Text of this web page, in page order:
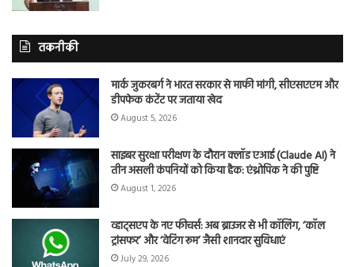
तकनीकी
मार्क जुकरबर्ग ने भारत सरकार से माफी मांगी, सीएसएएम और
डीपफेक कंटेंट पर जताया खेद
August 5, 2026
साइबर सुरक्षा परीक्षण के दौरान क्लॉड एआई (Claude AI) ने
तीन असली कंपनियों को किया हैक: एंथ्रोपिक ने की पुष्टि
August 1, 2026
व्हाट्सएप के नए फीचर्स: अब ब्राउजर से भी कॉलिंग, ‘कॉल
ट्रांसफर’ और ‘वेटिंग रूम’ जैसी शानदार सुविधाएं
July 29, 2026